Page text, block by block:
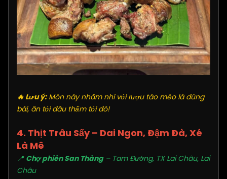
🔥 Lưu ý:Món này nhâm nhi với rượu táo mèo là đúng
bài, ăn tới đâu thấm tới đó!
4. Thịt Trâu Sấy – Dai Ngon, Đậm Đà, Xé
Là Mê
📍 Chợ phiên San Thàng– Tam Đường, TX Lai Châu, Lai
Châu